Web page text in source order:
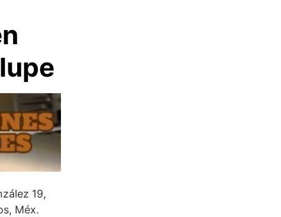
19,
Méx.